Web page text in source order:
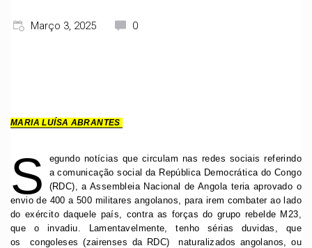
Março 3, 2025 0
MARIA LUÍSA ABRANTES
S
egundo notícias que circulam nas redes sociais referindo
a comunicação social da República Democrática do Congo
(RDC), a Assembleia Nacional de Angola teria aprovado o
envio de 400 a 500 militares angolanos, para irem combater ao lado
do exército daquele país, contra as forças do grupo rebelde M23,
que o invadiu. Lamentavelmente, tenho sérias duvidas, que
os congoleses (zairenses da RDC) naturalizados angolanos, ou